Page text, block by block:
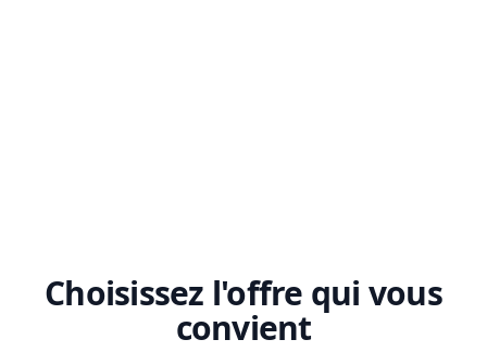
Choisissez l'offre qui vous
convient